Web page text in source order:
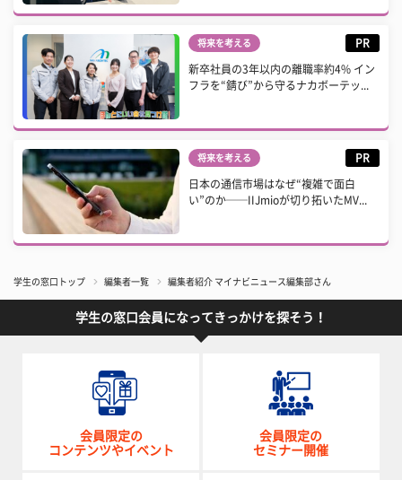
将来を考える PR
新卒社員の3年以内の離職率約4% イン
フラを“錆び”から守るナカボーテッ...
将来を考える PR
日本の通信市場はなぜ“複雑で面白
い”のか──IIJmioが切り拓いたMV...
学生の窓口トップ 編集者一覧 編集者紹介 マイナビニュース編集部さん
学生の窓口会員になってきっかけを探そう！
会員限定の
コンテンツやイベント
会員限定の
セミナー開催